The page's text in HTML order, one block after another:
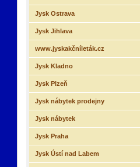
Jysk Ostrava
Jysk Jihlava
www.jyskakčníleták.cz
Jysk Kladno
Jysk Plzeň
Jysk nábytek prodejny
Jysk nábytek
Jysk Praha
Jysk Ústí nad Labem